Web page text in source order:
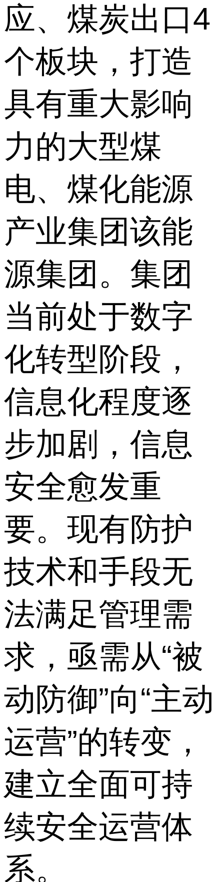
应、煤炭出口4
个板块，打造
具有重大影响
力的大型煤
电、煤化能源
产业集团该能
源集团。集团
当前处于数字
化转型阶段，
信息化程度逐
步加剧，信息
安全愈发重
要。现有防护
技术和手段无
法满足管理需
求，亟需从“被
动防御”向“主动
运营”的转变，
建立全面可持
续安全运营体
系。